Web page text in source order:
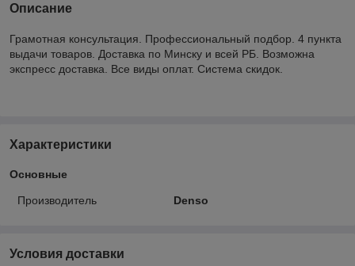
Описание
Грамотная консультация. Профессиональный подбор. 4 пункта
выдачи товаров. Доставка по Минску и всей РБ. Возможна
экспресс доставка. Все виды оплат. Система скидок.
Характеристики
Основные
Производитель Denso
Условия доставки